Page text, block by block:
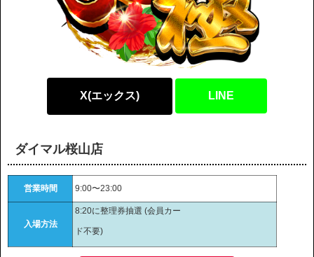
X(エックス) LINE
ダイマル桜山店
営業時間 9:00〜23:00
入場方法
8:20に整理券抽選 (会員カー
ド不要)